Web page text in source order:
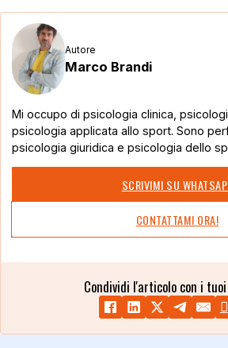
Autore
Marco Brandi
Mi occupo di psicologia clinica,
psicologia applicata allo sport. Sono
psicologia giuridica e psicologia dello
SCRIVIMI SU
CONTATTAMI ORA!
Condividi l'articolo con i